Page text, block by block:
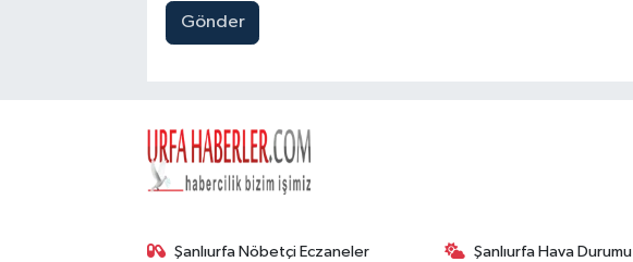
Gönder
Şanlıurfa Nöbetçi Eczaneler Şanlıurfa Hava Durumu